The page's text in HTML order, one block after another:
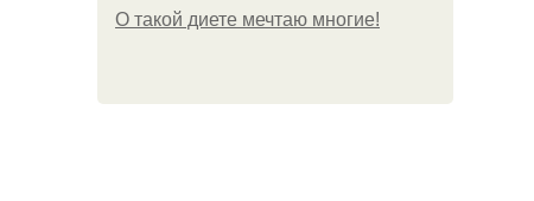
О такой диете мечтаю многие!